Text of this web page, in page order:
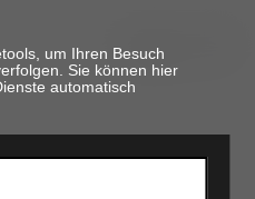
um Ihren Besuch
Sie können hier
automatisch